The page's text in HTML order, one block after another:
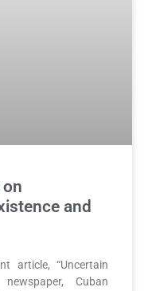
and
article, “Uncertain
Cuban